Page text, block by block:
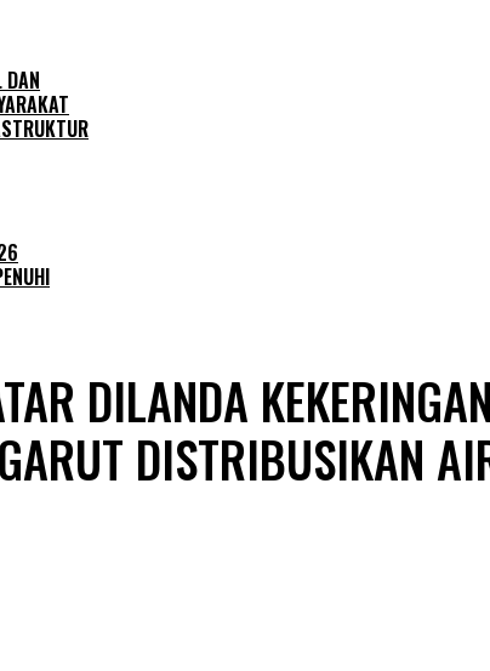
DAN
DILANDA
DISTRIBUSIKAN